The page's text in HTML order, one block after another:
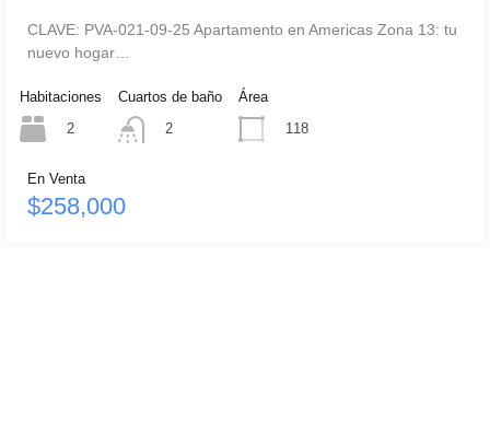
CLAVE: PVA-021-09-25 Apartamento en Americas Zona 13: tu
nuevo hogar…
Habitaciones
2
Cuartos de baño
2
Área
118
En Venta
$258,000